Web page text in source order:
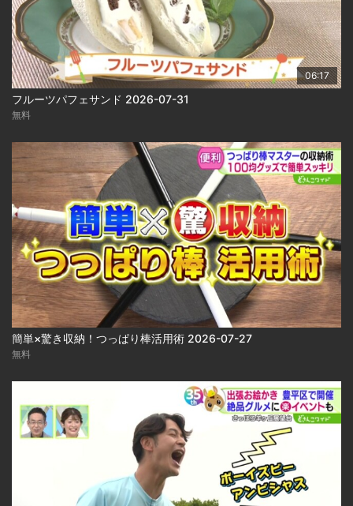
06:17
フルーツパフェサンド 2026-07-31
無料
簡単×驚き収納！つっぱり棒活用術 2026-07-27
無料